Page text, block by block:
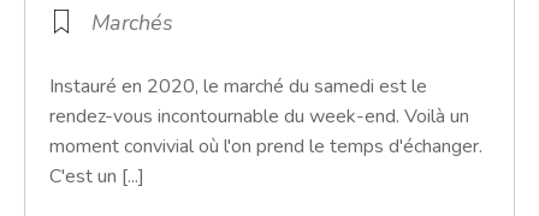
Marchés
Instauré en 2020, le marché du samedi est le
rendez-vous incontournable du week-end. Voilà un
moment convivial où l'on prend le temps d'échanger.
C'est un [...]